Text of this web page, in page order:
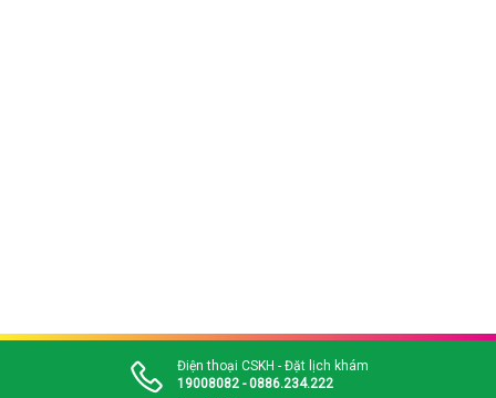
Điện thoại CSKH - Đặt lịch khám
19008082 - 0886.234.222